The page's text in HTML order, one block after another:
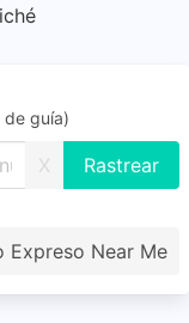
de guía)
X
Expreso Near Me